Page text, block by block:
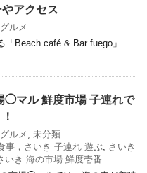
アクセス
グルメ
「Beach café & Bar fuego」
◯マル 鮮度市場 子連れで
グルメ , 未分類
事，さいき 子連れ 遊ぶ, さいき
いき 海の市場 鮮度壱番